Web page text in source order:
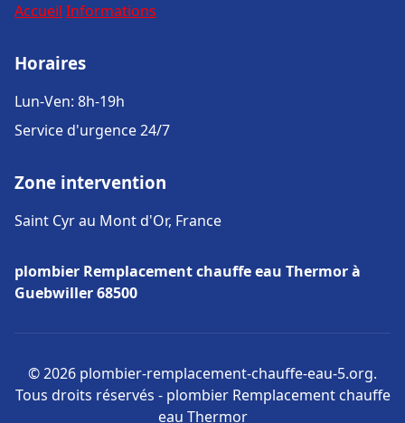
Accueil Informations
Horaires
Lun-Ven: 8h-19h
Service d'urgence 24/7
Zone intervention
Saint Cyr au Mont d'Or, France
plombier Remplacement chauffe eau Thermor à
Guebwiller 68500
© 2026 plombier-remplacement-chauffe-eau-5.org.
Tous droits réservés - plombier Remplacement chauffe
eau Thermor